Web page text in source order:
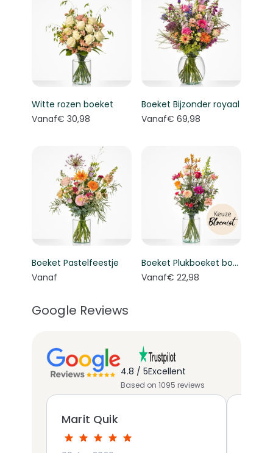
Witte rozen boeket
Vanaf€ 30,98
Boeket Bijzonder royaal
Vanaf€ 69,98
Boeket Pastelfeestje
Vanaf
Boeket Plukboeket bont - Keuze bloemist
Vanaf€ 22,98
Google Reviews
4.8 / 5Excellent
Based on 1095 reviews
Marit Quik